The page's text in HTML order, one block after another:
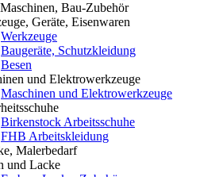
Bau-Zubehör
Geräte, Eisenwaren
Werkzeuge
Baugeräte, Schutzkleidung
Besen
und Elektrowerkzeuge
Maschinen und Elektrowerkzeuge
Birkenstock Arbeitsschuhe
FHB Arbeitskleidung
Malerbedarf
und Lacke